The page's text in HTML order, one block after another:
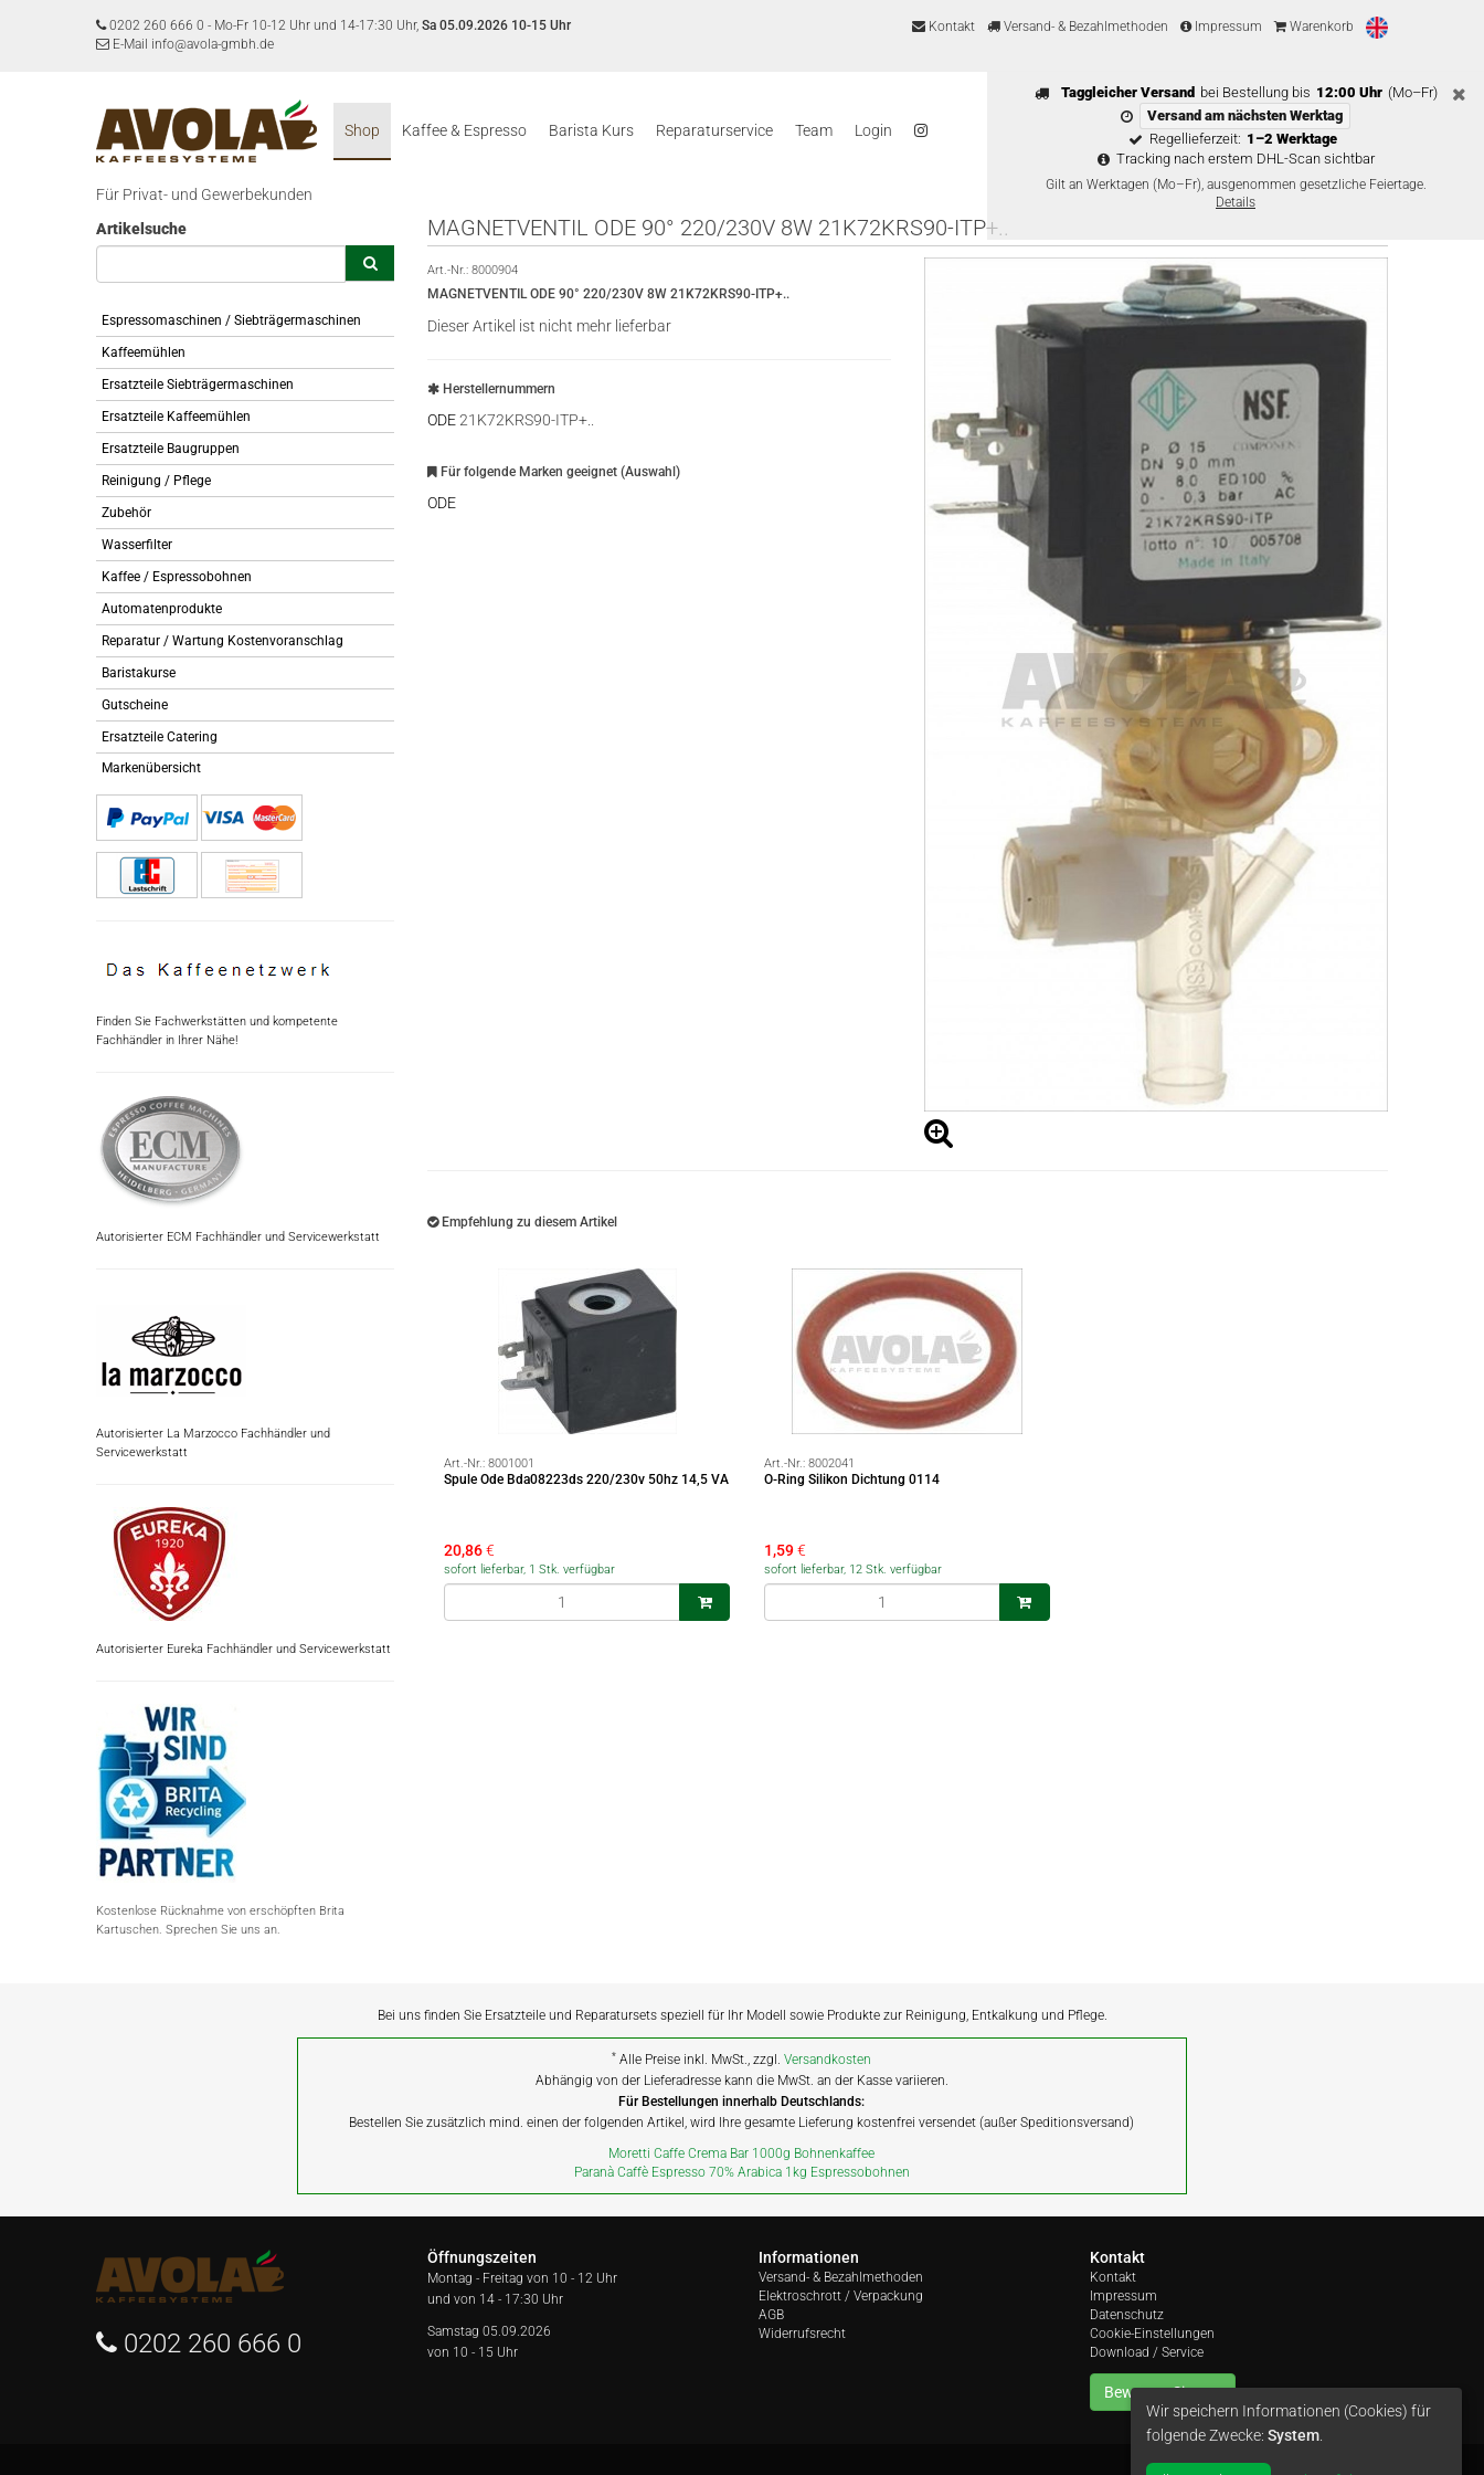
0202 260 666 0 - Mo-Fr 10-12 Uhr und 14-17:30 Uhr, Sa 05.09.2026 10-15 Uhr
E-Mail info@avola-gmbh.de
Kontakt Versand- & Bezahlmethoden Impressum Warenkorb
Taggleicher Versand bei Bestellung bis 12:00 Uhr (Mo–Fr)
Versand am nächsten Werktag
Regellieferzeit: 1–2 Werktage
Tracking nach erstem DHL-Scan sichtbar
Gilt an Werktagen (Mo–Fr), ausgenommen gesetzliche Feiertage.
Details
Shop Kaffee & Espresso Barista Kurs Reparaturservice Team Login
Für Privat- und Gewerbekunden
Artikelsuche
Espressomaschinen / Siebträgermaschinen
Kaffeemühlen
Ersatzteile Siebträgermaschinen
Ersatzteile Kaffeemühlen
Ersatzteile Baugruppen
Reinigung / Pflege
Zubehör
Wasserfilter
Kaffee / Espressobohnen
Automatenprodukte
Reparatur / Wartung Kostenvoranschlag
Baristakurse
Gutscheine
Ersatzteile Catering
Markenübersicht
Finden Sie Fachwerkstätten und kompetente
Fachhändler in Ihrer Nähe!
Autorisierter ECM Fachhändler und Servicewerkstatt
Autorisierter La Marzocco Fachhändler und
Servicewerkstatt
Autorisierter Eureka Fachhändler und Servicewerkstatt
Kostenlose Rücknahme von erschöpften Brita
Kartuschen. Sprechen Sie uns an.
MAGNETVENTIL ODE 90° 220/230V 8W 21K72KRS90-ITP+..
Art.-Nr.: 8000904
MAGNETVENTIL ODE 90° 220/230V 8W 21K72KRS90-ITP+..
Dieser Artikel ist nicht mehr lieferbar
Herstellernummern
ODE21K72KRS90-ITP+..
Für folgende Marken geeignet (Auswahl)
ODE
Empfehlung zu diesem Artikel
Art.-Nr.: 8001001
Spule Ode Bda08223ds 220/230v 50hz 14,5 VA
20,86€
sofort lieferbar, 1 Stk. verfügbar
Art.-Nr.: 8002041
O-Ring Silikon Dichtung 0114
1,59€
sofort lieferbar, 12 Stk. verfügbar
Bei uns finden Sie Ersatzteile und Reparatursets speziell für Ihr Modell sowie Produkte zur Reinigung, Entkalkung und Pflege.
* Alle Preise inkl. MwSt., zzgl.Versandkosten
Abhängig von der Lieferadresse kann die MwSt. an der Kasse variieren.
Für Bestellungen innerhalb Deutschlands:
Bestellen Sie zusätzlich mind. einen der folgenden Artikel, wird Ihre gesamte Lieferung kostenfrei versendet (außer Speditionsversand)
Moretti Caffe Crema Bar 1000g Bohnenkaffee
Paranà Caffè Espresso 70% Arabica 1kg Espressobohnen
0202 260 666 0
Öffnungszeiten
Montag - Freitag von 10 - 12 Uhr
und von 14 - 17:30 Uhr
Samstag 05.09.2026
von 10 - 15 Uhr
Informationen
Versand- & Bezahlmethoden
Elektroschrott / Verpackung
AGB
Widerrufsrecht
Kontakt
Kontakt
Impressum
Datenschutz
Cookie-Einstellungen
Download / Service
Bewerten Sie uns
Wir speichern Informationen (Cookies) für
folgende Zwecke: System